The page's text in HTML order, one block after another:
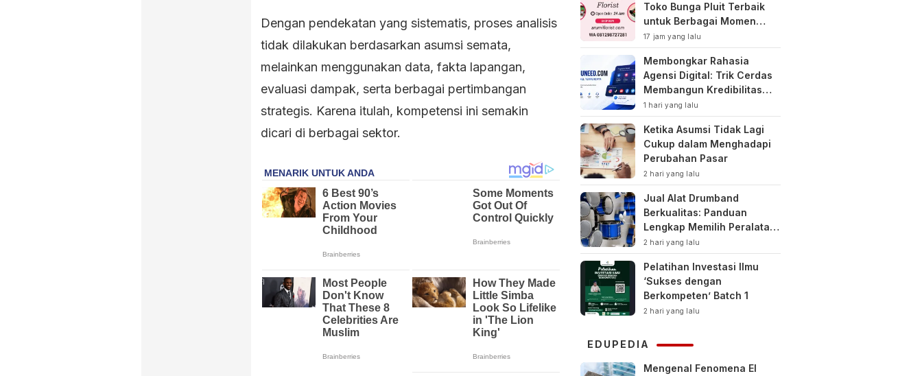
Dengan pendekatan yang sistematis, proses analisis
tidak dilakukan berdasarkan asumsi semata,
melainkan menggunakan data, fakta lapangan,
evaluasi dampak, serta berbagai pertimbangan
strategis. Karena itulah, kompetensi ini semakin
dicari di berbagai sektor.
Toko Bunga Pluit Terbaik
untuk Berbagai Momen
Spesial
17 jam yang lalu
Membongkar Rahasia
Agensi Digital: Trik Cerdas
Membangun Kredibilitas
Toko Online Baru
1 hari yang lalu
Ketika Asumsi Tidak Lagi
Cukup dalam Menghadapi
Perubahan Pasar
2 hari yang lalu
Jual Alat Drumband
Berkualitas: Panduan
Lengkap Memilih Peralatan
Drumband Terbaik untuk
Sekolah, Instansi, dan
Komunitas
2 hari yang lalu
Pelatihan Investasi Ilmu
‘Sukses dengan
Berkompeten’ Batch 1
2 hari yang lalu
EDUPEDIA
Mengenal Fenomena El